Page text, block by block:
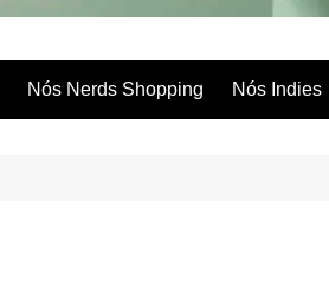
Nós Nerds Shopping Nós Indies